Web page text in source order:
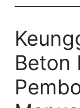
Beton